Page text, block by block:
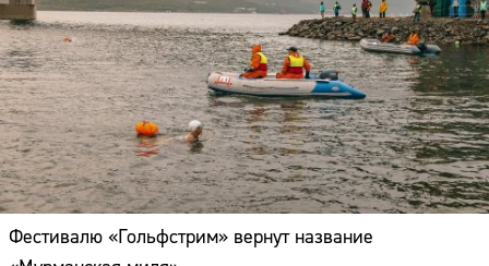
Фестивалю «Гольфстрим» вернут название